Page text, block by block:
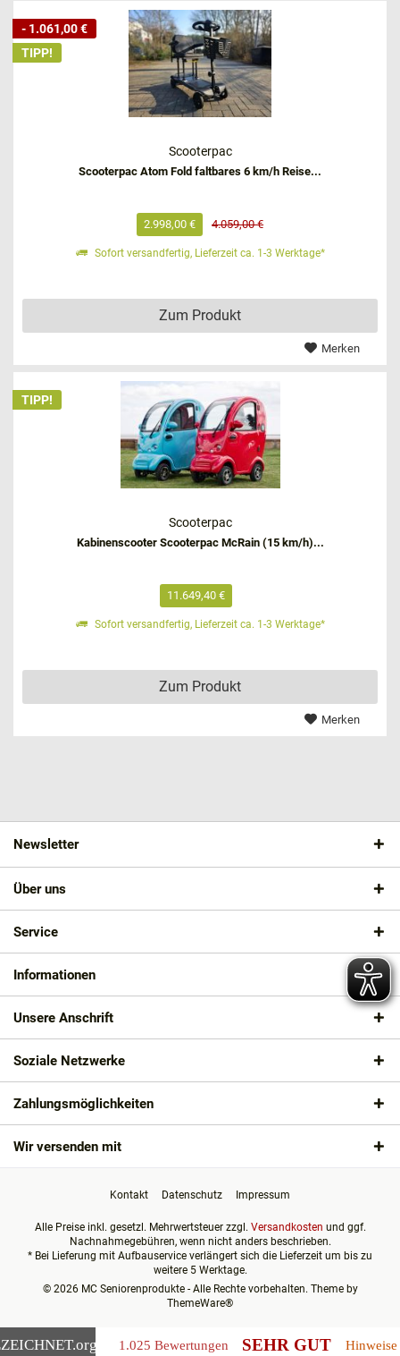
- 1.061,00 €
TIPP!
Scooterpac
Scooterpac Atom Fold faltbares 6 km/h Reise...
4.059,00 €
2.998,00 €
Sofort versandfertig, Lieferzeit ca. 1-3 Werktage*
Zum Produkt
Merken
TIPP!
Scooterpac
Kabinenscooter Scooterpac McRain (15 km/h)...
11.649,40 €
Sofort versandfertig, Lieferzeit ca. 1-3 Werktage*
Zum Produkt
Merken
Newsletter
Über uns
Service
Informationen
Unsere Anschrift
Soziale Netzwerke
Zahlungsmöglichkeiten
Wir versenden mit
Kontakt Datenschutz Impressum
Alle Preise inkl. gesetzl. Mehrwertsteuer zzgl. Versandkosten und ggf.
Nachnahmegebühren, wenn nicht anders beschrieben.
* Bei Lieferung mit Aufbauservice verlängert sich die Lieferzeit um bis zu
weitere 5 Werktage.
© 2026 MC Seniorenprodukte - Alle Rechte vorbehalten. Theme by
ThemeWare®
.org 1.025 Bewertungen SEHR GUT Hinweise